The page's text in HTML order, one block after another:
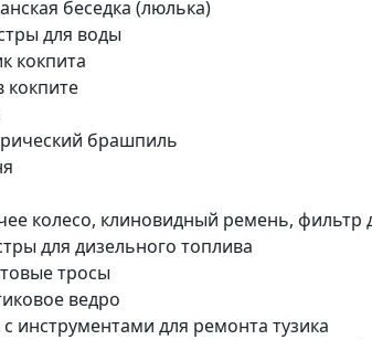
беседка (люлька)
для воды
кокпита
кокпите
брашпиль
колесо, клиновидный ремень, фильтр
для дизельного топлива
тросы
ведро
инструментами для ремонта тузика